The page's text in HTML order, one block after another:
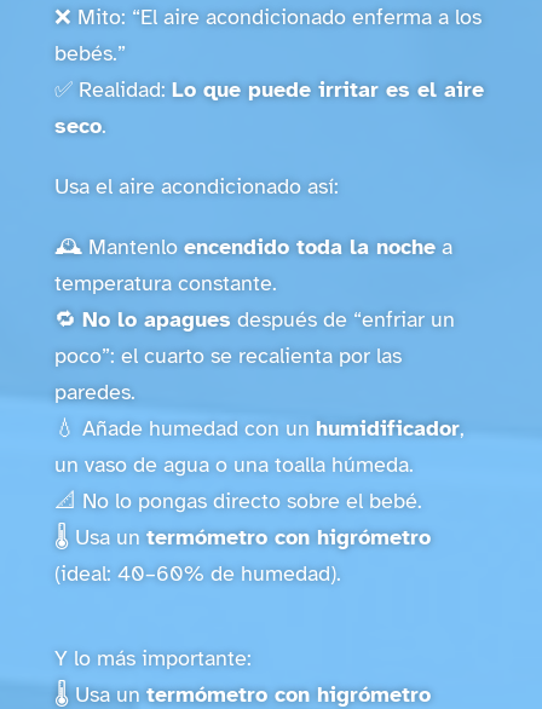
❌ Mito: “El aire acondicionado enferma a los
bebés.”
✅ Realidad: Lo que puede irritar es el aire
seco.
Usa el aire acondicionado así:
🕰️ Mantenloencendido toda la nochea
temperatura constante.
🔁 No lo apagues después de “enfriar un
poco”: el cuarto se recalienta por las
paredes.
💧 Añade humedad con un humidificador,
un vaso de agua o una toalla húmeda.
📐 No lo pongas directo sobre el bebé.
🌡️ Usa un termómetro con higrómetro
(ideal: 40–60% de humedad).
Y lo más importante:
🌡️ Usa untermómetro con higrómetro